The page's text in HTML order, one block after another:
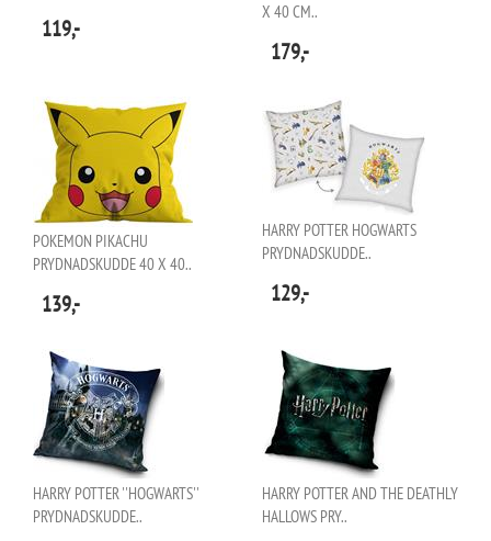
119,-
X 40 CM..
179,-
POKEMON PIKACHU
PRYDNADSKUDDE 40 X 40..
139,-
HARRY POTTER HOGWARTS
PRYDNADSKUDDE..
129,-
HARRY POTTER ''HOGWARTS''
PRYDNADSKUDDE..
HARRY POTTER AND THE DEATHLY
HALLOWS PRY..